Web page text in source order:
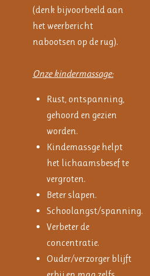
(denk bijvoorbeeld aan
het weerbericht
nabootsen op de rug).
Onze kindermassage:
Rust, ontspanning,
gehoord en gezien
worden.
Kindemassge helpt
het lichaamsbesef te
vergroten.
Beter slapen.
Schoolangst/spanning.
Verbeter de
concentratie.
Ouder/verzorger blijft